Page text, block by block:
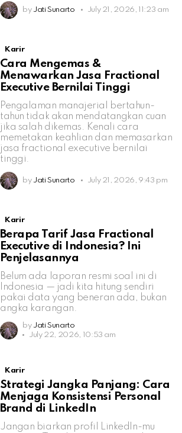
by Jati Sunarto July 21, 2026, 11:23 am
Karir
Cara Mengemas &
Menawarkan Jasa Fractional
Executive Bernilai Tinggi
Pengalaman manajerial bertahun-
tahun tidak akan mendatangkan cuan
jika salah dikemas. Kenali cara
memetakan keahlian dan memasarkan
jasa fractional executive bernilai
tinggi.
by Jati Sunarto July 21, 2026, 9:43 pm
Karir
Berapa Tarif Jasa Fractional
Executive di Indonesia? Ini
Penjelasannya
Belum ada laporan resmi soal ini di
Indonesia — jadi kita hitung sendiri
pakai data yang beneran ada, bukan
angka karangan.
by Jati Sunarto
July 22, 2026, 10:53 am
Karir
Strategi Jangka Panjang: Cara
Menjaga Konsistensi Personal
Brand di LinkedIn
Jangan biarkan profil LinkedIn-mu